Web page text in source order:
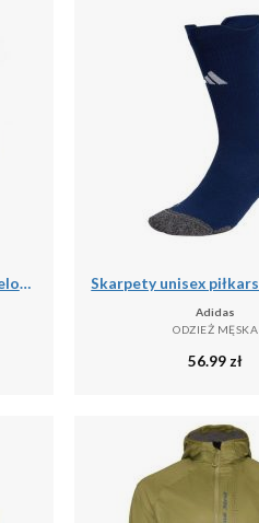
Skarpety Alpinus Lavaredo zielone
Adidas
ODZIEŻ MĘSKA
56.99zł